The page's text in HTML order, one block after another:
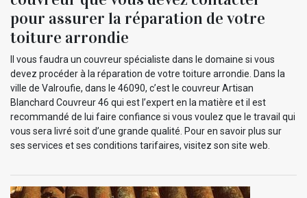
pour assurer la réparation de votre
toiture arrondie
Il vous faudra un couvreur spécialiste dans le domaine si vous
devez procéder à la réparation de votre toiture arrondie. Dans la
ville de Valroufie, dans le 46090, c’est le couvreur Artisan
Blanchard Couvreur 46 qui est l’expert en la matière et il est
recommandé de lui faire confiance si vous voulez que le travail qui
vous sera livré soit d’une grande qualité. Pour en savoir plus sur
ses services et ses conditions tarifaires, visitez son site web.